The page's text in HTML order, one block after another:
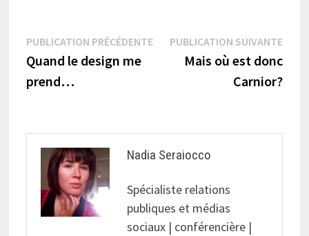
Navigation
de
l’article
PUBLICATION PRÉCÉDENTEPublication
précédente :
Quand le design me
prend…
PUBLICATION SUIVANTE
Mais où est donc
Carnior?
Nadia Seraiocco
Spécialiste relations
publiques et médias
sociaux | conférencière |